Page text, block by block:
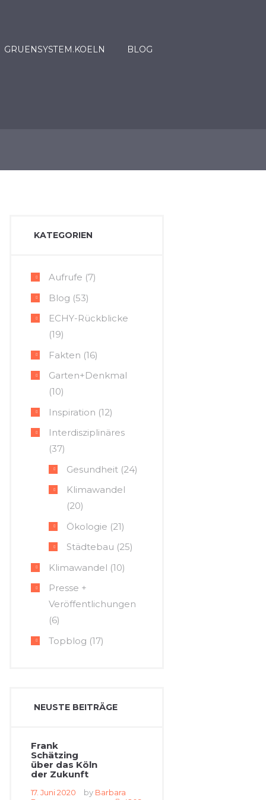
GRUENSYSTEM.KOELN BLOG
KATEGORIEN
Aufrufe (7)
Blog (53)
ECHY-Rückblicke
(19)
Fakten (16)
Garten+Denkmal
(10)
Inspiration (12)
Interdisziplinäres
(37)
Gesundheit (24)
Klimawandel
(20)
Ökologie (21)
Städtebau (25)
Klimawandel (10)
Presse +
Veröffentlichungen
(6)
Topblog (17)
NEUSTE BEITRÄGE
Frank
Schätzing
über das Köln
der Zukunft
17. Juni 2020 by Barbara